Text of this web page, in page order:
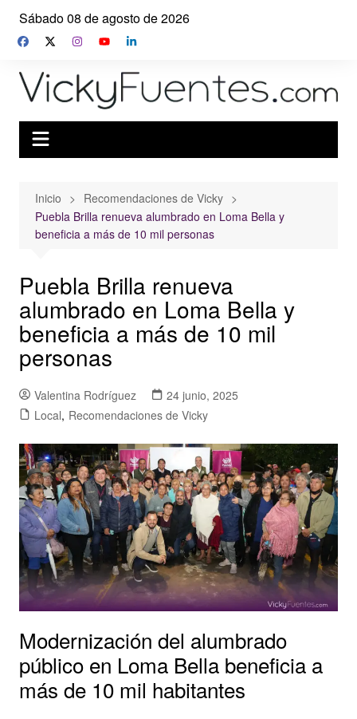
Saltar
contenido
Sábado 08 de agosto de 2026
Inicio
Recomendaciones de Vicky
Puebla Brilla renueva alumbrado en Loma Bella y
beneficia a más de 10 mil personas
Puebla Brilla renueva
alumbrado en Loma Bella y
beneficia a más de 10 mil
personas
Valentina Rodríguez
24 junio, 2025
Local, Recomendaciones de Vicky
Modernización del alumbrado
público en Loma Bella beneficia a
más de 10 mil habitantes